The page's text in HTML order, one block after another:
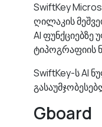
SwiftKey
ღილაკის
AI
ტიპოგრაფიის
SwiftKey-ს AI
Gboard